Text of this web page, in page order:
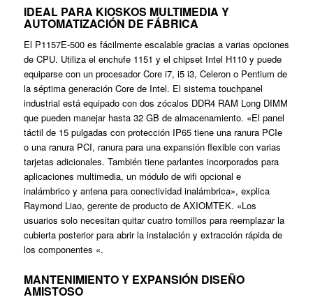
IDEAL PARA KIOSKOS MULTIMEDIA Y
AUTOMATIZACIÓN DE FÁBRICA
El P1157E-500 es fácilmente escalable gracias a varias opciones
de CPU. Utiliza el enchufe 1151 y el chipset Intel H110 y puede
equiparse con un procesador Core i7, i5 i3, Celeron o Pentium de
la séptima generación Core de Intel. El sistema touchpanel
industrial está equipado con dos zócalos DDR4 RAM Long DIMM
que pueden manejar hasta 32 GB de almacenamiento. «El panel
táctil de 15 pulgadas con protección IP65 tiene una ranura PCIe
o una ranura PCI, ranura para una expansión flexible con varias
tarjetas adicionales. También tiene parlantes incorporados para
aplicaciones multimedia, un módulo de wifi opcional e
inalámbrico y antena para conectividad inalámbrica», explica
Raymond Liao, gerente de producto de AXIOMTEK. «Los
usuarios solo necesitan quitar cuatro tornillos para reemplazar la
cubierta posterior para abrir la instalación y extracción rápida de
los componentes «.
MANTENIMIENTO Y EXPANSIÓN DISEÑO
AMISTOSO